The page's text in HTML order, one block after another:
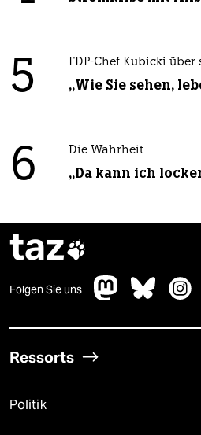
5 FDP-Chef Kubicki über
„Wie Sie sehen,
6 Die Wahrheit
„Da kann ich
taz
Folgen Sie uns
Ressorts
Politik